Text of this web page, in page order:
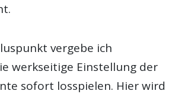
vergebe ich
werkseitige Einstellung der
sofort losspielen. Hier wird